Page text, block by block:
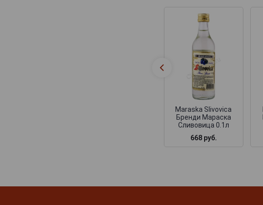
Maraska Slivovica
Бренди Мараска
Сливовица 0.1л
668 руб.